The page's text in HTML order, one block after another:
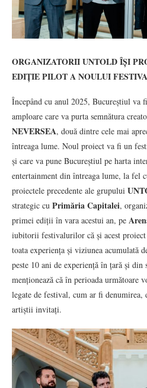
ORGANIZATORII UNTOLD ÎȘI
EDIȚIE PILOT A NOULUI
Începând cu anul 2025, Bucureștiul va
amploare care va purta semnătura
NEVERSEA, două dintre cele mai
întreaga lume. Noul proiect va fi un
și care va pune Bucureștiul pe harta
entertainment din întreaga lume, la fel
proiectele precedente ale grupului
strategic cu Primăria Capitalei,
primei ediții în vara acestui an, pe
iubitorii festivalurilor că și acest
toata experiența și viziunea acumulată
peste 10 ani de experiență în țară și
menționează că în perioada următoare
legate de festival, cum ar fi denumirea,
artiștii invitați.